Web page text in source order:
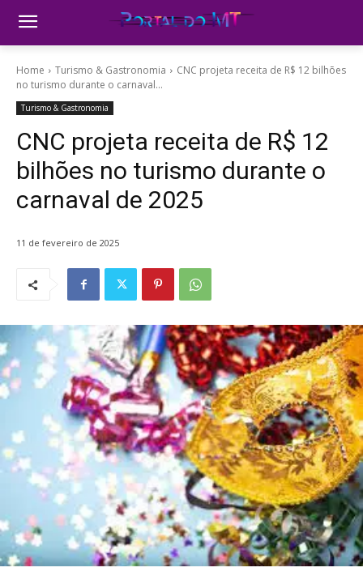
Home Turismo & Gastronomia
CNC projeta receita de R$ 12 bilhões
no turismo durante o carnaval...
Turismo & Gastronomia
CNC projeta receita de R$ 12
bilhões no turismo durante o
carnaval de 2025
11 de fevereiro de 2025